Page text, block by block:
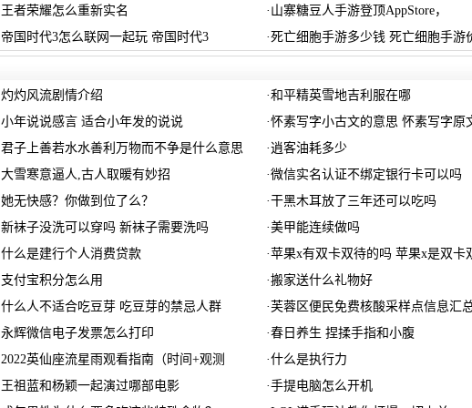
王者荣耀怎么重新实名 · 山寨糖豆人手游登顶AppStore，
帝国时代3怎么联网一起玩 帝国时代3 ·死亡细胞手游多少钱 死亡细胞手游
灼灼风流剧情介绍 ·和平精英雪地吉利服在哪
小年说说感言 适合小年发的说说 ·怀素写字小古文的意思 怀素写字原
君子上善若水水善利万物而不争是什么意思 ·逍客油耗多少
大雪寒意逼人,古人取暖有妙招 ·微信实名认证不绑定银行卡可以吗
她无快感？你做到位了么？ ·干黑木耳放了三年还可以吃吗
新袜子没洗可以穿吗 新袜子需要洗吗 ·美甲能连续做吗
什么是建行个人消费贷款 ·苹果x有双卡双待的吗 苹果x是双卡
支付宝积分怎么用 ·搬家送什么礼物好
什么人不适合吃豆芽 吃豆芽的禁忌人群 ·芙蓉区便民免费核酸采样点信息汇
永辉微信电子发票怎么打印 ·春日养生 捏揉手指和小腹
2022英仙座流星雨观看指南（时间+观测 ·什么是执行力
王祖蓝和杨颖一起演过哪部电影 ·手提电脑怎么开机